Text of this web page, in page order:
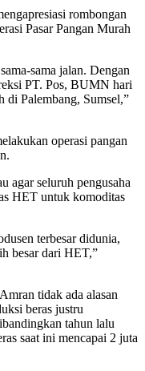
rombongan
Pasar Pangan Murah
sama jalan. Dengan
PT. Pos, BUMN hari
di Palembang, Sumsel,”
operasi pangan
agar seluruh pengusaha
HET untuk komoditas
terbesar didunia,
besar dari HET,”
tidak ada alasan
beras justru
tahun lalu
saat ini mencapai 2 juta